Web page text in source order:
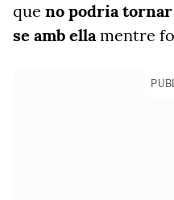
que no podria
se amb ellamentre